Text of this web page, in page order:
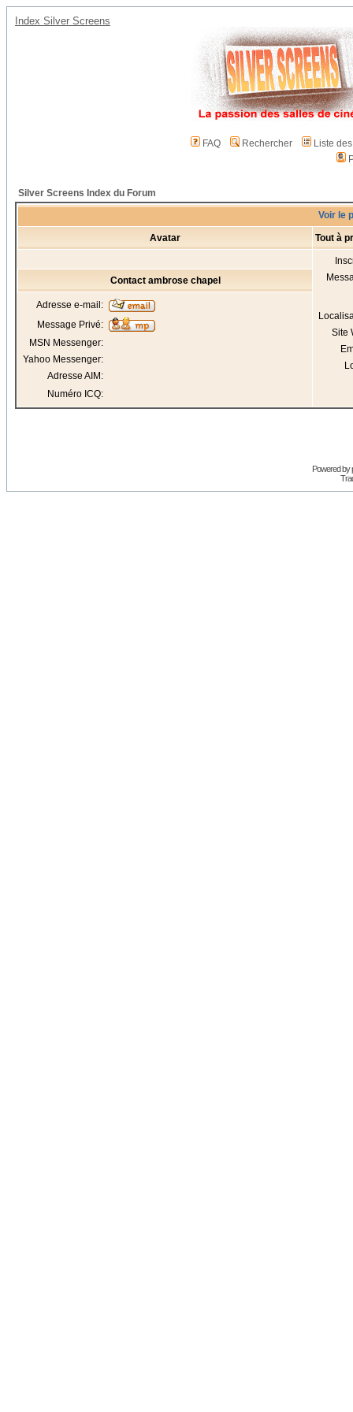
Index Silver Screens
FAQ Rechercher
Liste
Silver Screens Index du Forum
Voir le
Avatar Tout à
Site
Contact ambrose chapel
Adresse e-mail:
Message Privé:
MSN Messenger:
Yahoo Messenger:
Adresse AIM:
Numéro ICQ:
Powered by